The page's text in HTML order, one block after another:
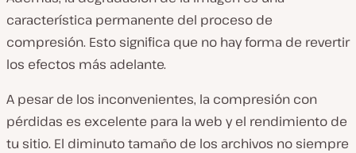
característica permanente del proceso de
compresión. Esto significa que no hay forma de revertir
los efectos más adelante.
A pesar de los inconvenientes, la compresión con
pérdidas es excelente para la web y el rendimiento de
tu sitio. El diminuto tamaño de los archivos no siempre